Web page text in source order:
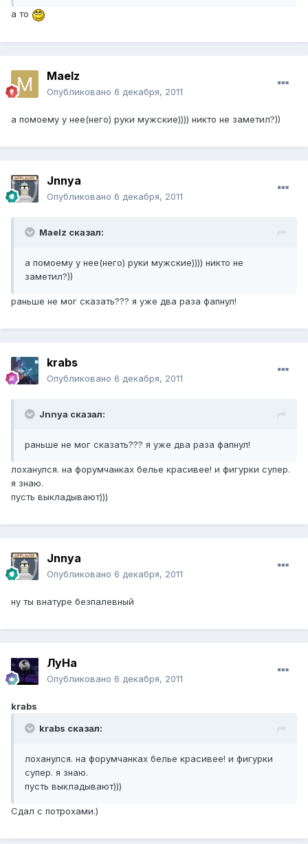
а то
Maelz
Опубликовано 6 декабря, 2011
а помоему у нее(него) руки мужские)))) никто не заметил?))
Jnnya
Опубликовано 6 декабря, 2011
Maelz сказал:
а помоему у нее(него) руки мужские)))) никто не
заметил?))
раньше не мог сказать??? я уже два раза фапнул!
krabs
Опубликовано 6 декабря, 2011
Jnnya сказал:
раньше не мог сказать??? я уже два раза фапнул!
лоханулся. на форумчанках белье красивее! и фигурки супер.
я знаю.
пусть выкладывают)))
Jnnya
Опубликовано 6 декабря, 2011
ну ты внатуре безпалевный
ЛуHa
Опубликовано 6 декабря, 2011
krabs
krabs сказал:
лоханулся. на форумчанках белье красивее! и фигурки
супер. я знаю.
пусть выкладывают)))
Сдал с потрохами.)